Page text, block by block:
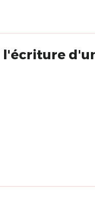
l'écriture